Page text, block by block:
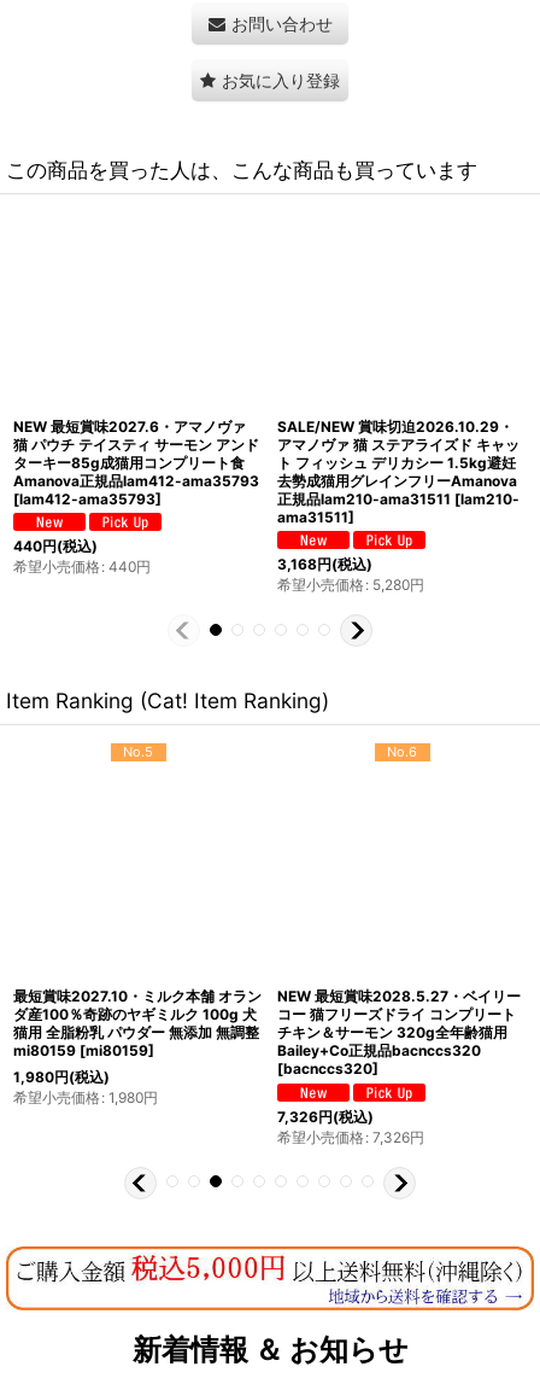
お問い合わせ
お気に入り登録
この商品を買った人は、こんな商品も買っています
NEW 最短賞味2027.4・アマノヴァ
犬 パウチ アダルト イレジスタブル ビ
ーフ100g成犬用Amanova正規品
lam314-ama35021 [lam314-
ama35021]
451円(税込)
希望小売価格: 451円
NEW 最短賞味2027.6・アマノヴァ
犬 パウチ アダルト ターキー デライト
300g成犬用Amanova正規品
lam313-ama72057 [ lam313-
ama72057]
1,100円(税込)
希望小売価格:
Item Ranking (Cat! Item Ranking)
No.5
最短賞味2027.10・ミルク本舗 オラン
ダ産100％奇跡のヤギミルク 100g 犬
猫用 全脂粉乳 パウダー 無添加 無調整
mi80159 [mi80159]
1,980円(税込)
希望小売価格: 1,980円
No.6
NEW 最短賞味2028.5.27・ベイリー
コー 猫フリーズドライ コンプリート
チキン＆サーモン 320g全年齢猫用
Bailey+Co正規品bacnccs320
[bacnccs320]
7,326円(税込)
希望小売価格: 7,326円
新着情報 ＆ お知らせ